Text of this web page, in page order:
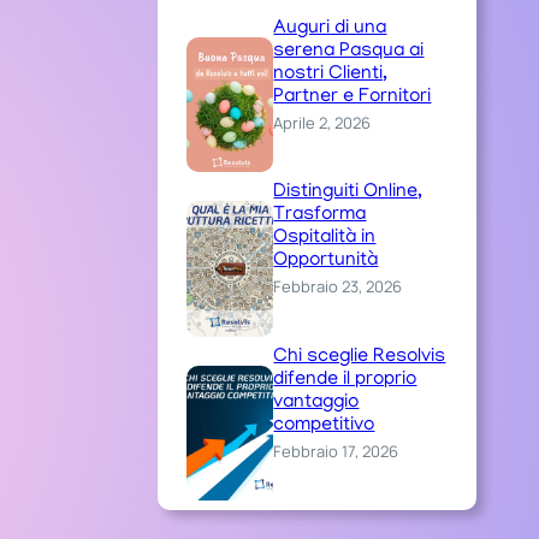
Auguri di una
serena Pasqua ai
nostri Clienti,
Partner e Fornitori
Aprile 2, 2026
Distinguiti Online,
Trasforma
Ospitalità in
Opportunità
Febbraio 23, 2026
Chi sceglie Resolvis
difende il proprio
vantaggio
competitivo
Febbraio 17, 2026